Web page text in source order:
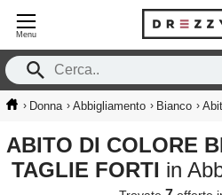
Menu
› Donna › Abbigliamento › Bianco ›
ABITO DI COLORE BIANCO IN JEANS
TAGLIE FORTI in